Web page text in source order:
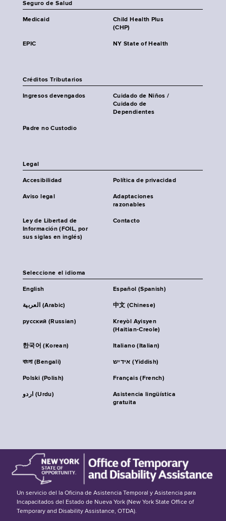
Seguro de Salud
Medicaid
Child Health Plus
(CHP)
EPIC NY State of Health
Créditos Tributarios
Ingresos devengados
Cuidado de Niños /
Cuidado de
Dependientes
Padre no Custodio
Legal
Accesibilidad Política de privacidad
Aviso legal
Adaptaciones
razonables
Ley de Libertad de
Información (FOIL, por
sus siglas en inglés)
Contacto
Seleccione el idioma
English Español (Spanish)
العربية (Arabic) 中文 (Chinese)
русский (Russian)
Kreyòl Ayisyen
(Haitian-Creole)
한국어 (Korean) Italiano (Italian)
বাংলা (Bengali) אידיש (Yiddish)
Polski (Polish) Français (French)
اردو (Urdu)
Asistencia lingüística
gratuita
Un servicio del la Oficina de Asistencia Temporal y Asistencia para
Incapacitados del Estado de Nueva York (New York State Office of
Temporary and Disability Assistance, OTDA).